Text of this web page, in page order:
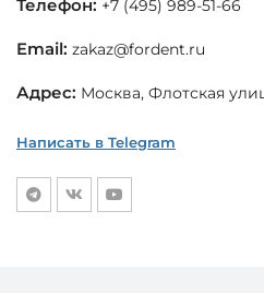
Телефон: +7 (495) 989-51-66
Email: zakaz@fordent.ru
Адрес: Москва, Флотская
Написать в Telegram